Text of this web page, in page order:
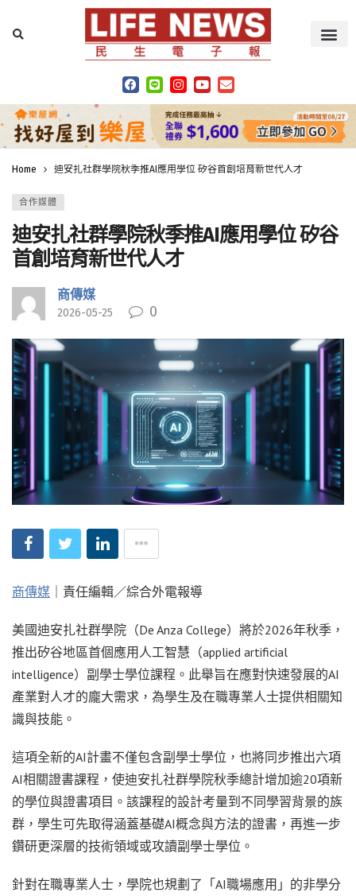
Home 迪安扎社群學院秋季推AI應用學位 矽谷首創培育新世代人才
合作媒體
迪安扎社群學院秋季推AI應用學位 矽谷
首創培育新世代人才
商傳媒
2026-05-25 0
商傳媒 ｜責任編輯／綜合外電報導
美國迪安扎社群學院（De Anza College）將於2026年秋季，
推出矽谷地區首個應用人工智慧（applied artificial
intelligence）副學士學位課程。此舉旨在應對快速發展的AI
產業對人才的龐大需求，為學生及在職專業人士提供相關知
識與技能。
這項全新的AI計畫不僅包含副學士學位，也將同步推出六項
AI相關證書課程，使迪安扎社群學院秋季總計增加逾20項新
的學位與證書項目。該課程的設計考量到不同學習背景的族
群，學生可先取得涵蓋基礎AI概念與方法的證書，再進一步
鑽研更深層的技術領域或攻讀副學士學位。
針對在職專業人士，學院也規劃了「AI職場應用」的非學分